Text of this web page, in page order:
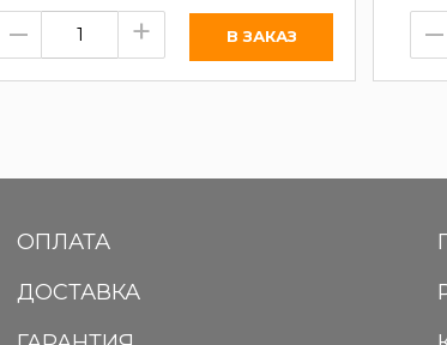
– + –
ОПЛАТА
ДОСТАВКА